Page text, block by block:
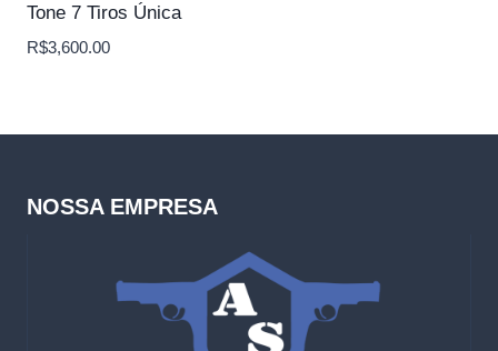
Tone 7 Tiros Única
R$3,600.00
NOSSA EMPRESA